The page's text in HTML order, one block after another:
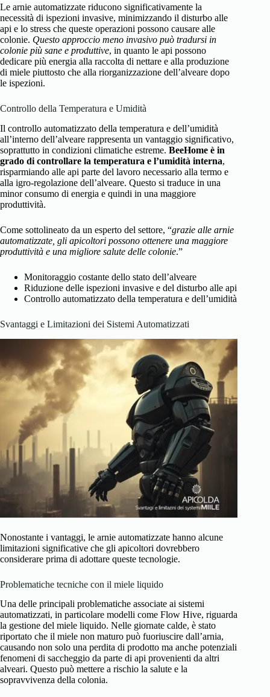
Le arnie automatizzate riducono significativamente la
necessità di ispezioni invasive, minimizzando il disturbo alle
api e lo stress che queste operazioni possono causare alle
colonie. Questo approccio meno invasivo può tradursi in
colonie più sane e produttive, in quanto le api possono
dedicare più energia alla raccolta di nettare e alla produzione
di miele piuttosto che alla riorganizzazione dell’alveare dopo
le ispezioni.
Controllo della Temperatura e Umidità
Il controllo automatizzato della temperatura e dell’umidità
all’interno dell’alveare rappresenta un vantaggio significativo,
soprattutto in condizioni climatiche estreme. BeeHome è in
grado di controllare la temperatura e l’umidità interna,
risparmiando alle api parte del lavoro necessario alla termo e
alla igro-regolazione dell’alveare. Questo si traduce in una
minor consumo di energia e quindi in una maggiore
produttività.
Come sottolineato da un esperto del settore, “grazie alle arnie
automatizzate, gli apicoltori possono ottenere una maggiore
produttività e una migliore salute delle colonie.”
Monitoraggio costante dello stato dell’alveare
Riduzione delle ispezioni invasive e del disturbo alle api
Controllo automatizzato della temperatura e dell’umidità
Svantaggi e Limitazioni dei Sistemi Automatizzati
Nonostante i vantaggi, le arnie automatizzate hanno alcune
limitazioni significative che gli apicoltori dovrebbero
considerare prima di adottare queste tecnologie.
Problematiche tecniche con il miele liquido
Una delle principali problematiche associate ai sistemi
automatizzati, in particolare modelli come Flow Hive, riguarda
la gestione del miele liquido. Nelle giornate calde, è stato
riportato che il miele non maturo può fuoriuscire dall’arnia,
causando non solo una perdita di prodotto ma anche potenziali
fenomeni di saccheggio da parte di api provenienti da altri
alveari. Questo può mettere a rischio la salute e la
sopravvivenza della colonia.